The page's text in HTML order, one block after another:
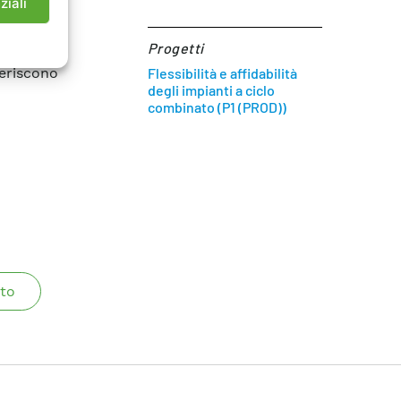
e
I
Progetti
Flessibilità e affidabilità
degli impianti a ciclo
combinato (P1 (PROD))